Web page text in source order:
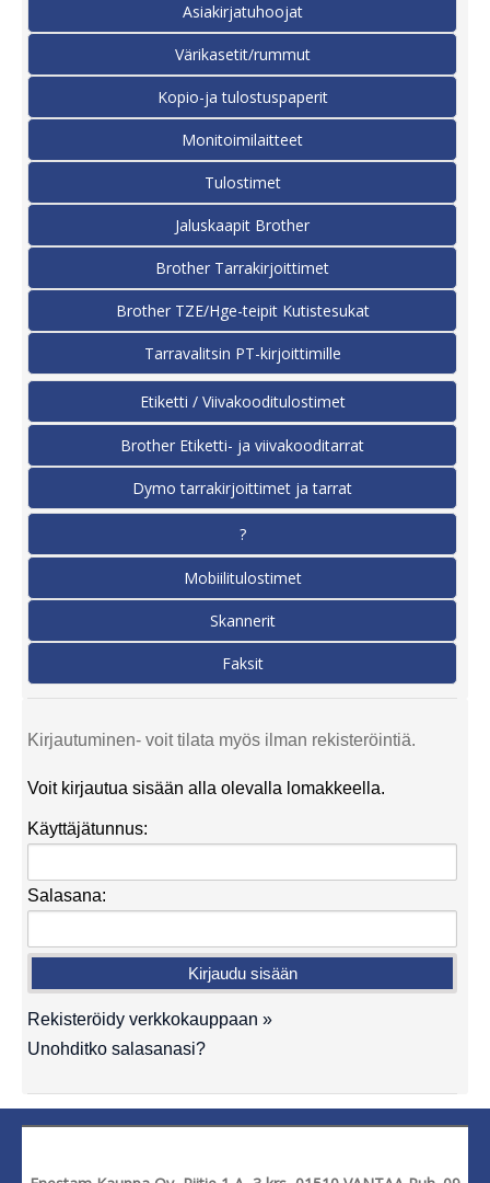
Asiakirjatuhoojat
Värikasetit/rummut
Kopio-ja tulostuspaperit
Monitoimilaitteet
Tulostimet
Jaluskaapit Brother
Brother Tarrakirjoittimet
Brother TZE/Hge-teipit Kutistesukat
Tarravalitsin PT-kirjoittimille
Etiketti / Viivakooditulostimet
Brother Etiketti- ja viivakooditarrat
Dymo tarrakirjoittimet ja tarrat
?
Mobiilitulostimet
Skannerit
Faksit
Kirjautuminen- voit tilata myös ilman rekisteröintiä.
Voit kirjautua sisään alla olevalla lomakkeella.
Käyttäjätunnus:
Salasana:
Rekisteröidy verkkokauppaan »
Unohditko salasanasi?